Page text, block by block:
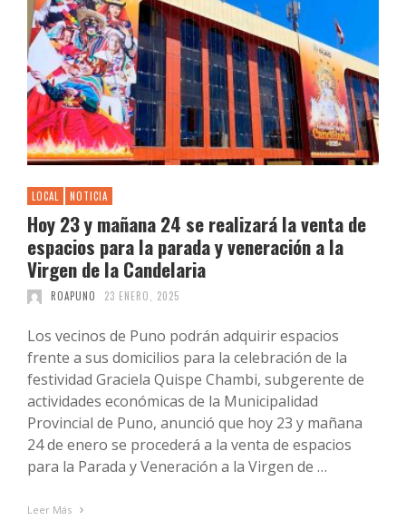
LOCAL NOTICIA
Hoy 23 y mañana 24 se realizará la venta de
espacios para la parada y veneración a la
Virgen de la Candelaria
ROAPUNO 23 ENERO, 2025
Los vecinos de Puno podrán adquirir espacios
frente a sus domicilios para la celebración de la
festividad Graciela Quispe Chambi, subgerente de
actividades económicas de la Municipalidad
Provincial de Puno, anunció que hoy 23 y mañana
24 de enero se procederá a la venta de espacios
para la Parada y Veneración a la Virgen de …
Leer Más